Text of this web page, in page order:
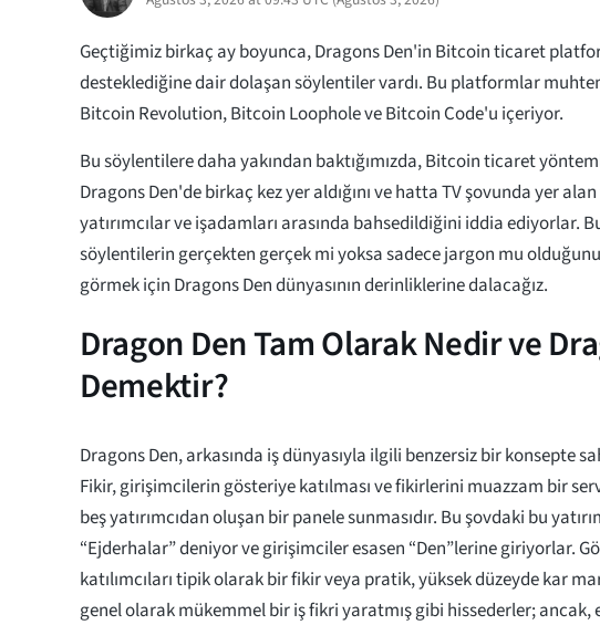
Geçtiğimiz birkaç ay boyunca, Dragons Den'in Bitcoin ticaret
desteklediğine dair dolaşan söylentiler vardı. Bu platformlar
Bitcoin Revolution, Bitcoin Loophole ve Bitcoin Code'u içeriyor.
Bu söylentilere daha yakından baktığımızda, Bitcoin ticaret
Dragons Den'de birkaç kez yer aldığını ve hatta TV şovunda yer alan
yatırımcılar ve işadamları arasında bahsedildiğini iddia ediyorlar.
söylentilerin gerçekten gerçek mi yoksa sadece jargon mu
görmek için Dragons Den dünyasının derinliklerine dalacağız.
Dragon Den Tam Olarak Nedir ve
Demektir?
Dragons Den, arkasında iş dünyasıyla ilgili benzersiz bir konsepte
Fikir, girişimcilerin gösteriye katılması ve fikirlerini muazzam bir
beş yatırımcıdan oluşan bir panele sunmasıdır. Bu şovdaki bu
“Ejderhalar” deniyor ve girişimciler esasen “Den”lerine giriyorlar.
katılımcıları tipik olarak bir fikir veya pratik, yüksek düzeyde kar
genel olarak mükemmel bir iş fikri yaratmış gibi hissederler; ancak,